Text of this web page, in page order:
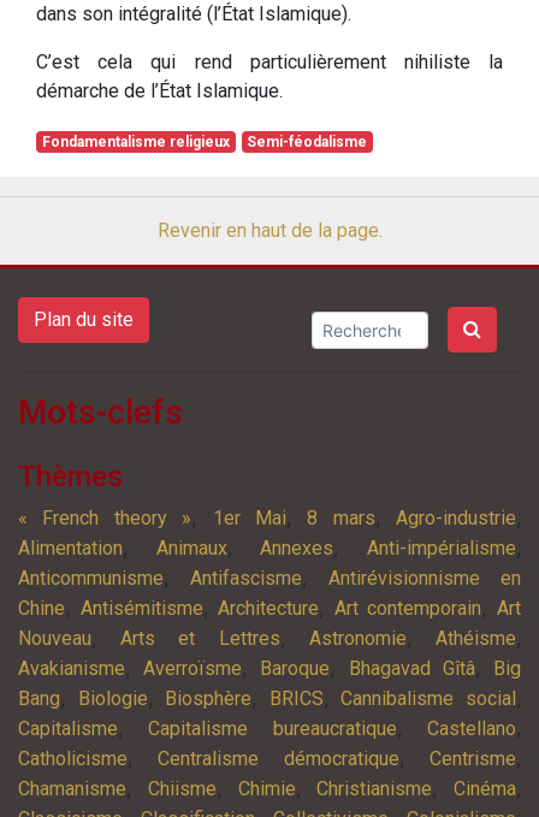
dans son intégralité (l’État Islamique).
C’est cela qui rend particulièrement nihiliste la
démarche de l’État Islamique.
Fondamentalisme religieux Semi-féodalisme
Revenir en haut de la page.
Plan du site
Mots-clefs
Thèmes
« French theory », 1er Mai,8 mars, Agro-industrie,
Alimentation, Animaux,Annexes,Anti-impérialisme,
Anticommunisme, Antifascisme, Antirévisionnisme en
Chine, Antisémitisme,Architecture, Art contemporain,Art
Nouveau,Arts et Lettres, Astronomie,Athéisme,
Avakianisme,Averroïsme, Baroque, Bhagavad Gîtâ,
Big
Bang, Biologie, Biosphère, BRICS,Cannibalisme social ,
Capitalisme,Capitalisme bureaucratique,Castellano,
Catholicisme,Centralisme démocratique,Centrisme,
Chamanisme, Chiisme, Chimie,Christianisme, Cinéma,